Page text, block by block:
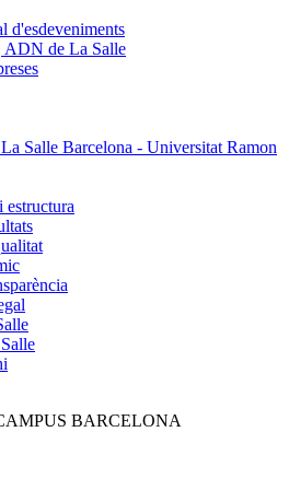
d'esdeveniments
ADN de La Salle
Salle Barcelona - Universitat Ramon
estructura
BARCELONA